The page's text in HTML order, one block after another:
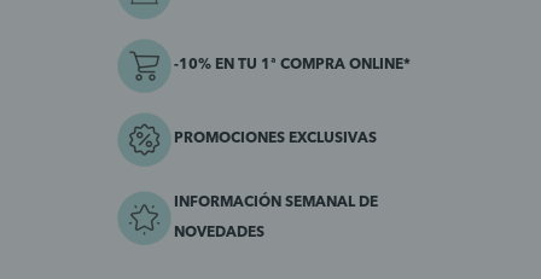
-10% EN TU 1ª COMPRA ONLINE*
PROMOCIONES EXCLUSIVAS
INFORMACIÓN SEMANAL DE
NOVEDADES